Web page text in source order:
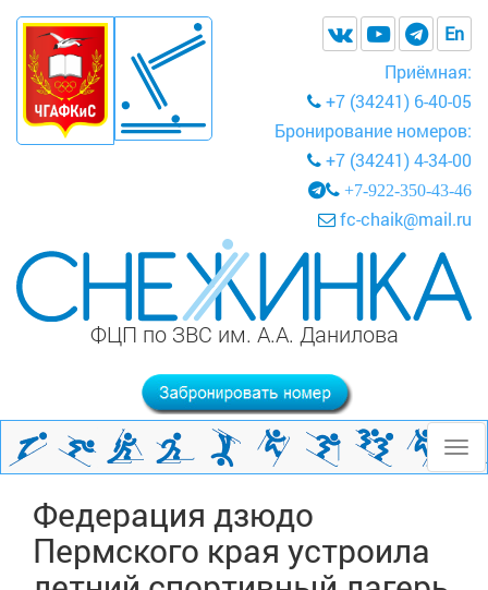
En
Приёмная:
+7 (34241) 6-40-05
Бронирование номеров:
+7 (34241) 4-34-00
+7-922-350-43-46
fc-chaik@mail.ru
ФЦП по ЗВС им. А.А. Данилова
Федерация дзюдо
Пермского края устроила